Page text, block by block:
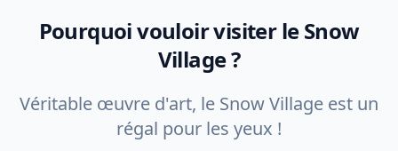
Pourquoi vouloir visiter le Snow
Village ?
Véritable œuvre d'art, le Snow Village est un
régal pour les yeux !